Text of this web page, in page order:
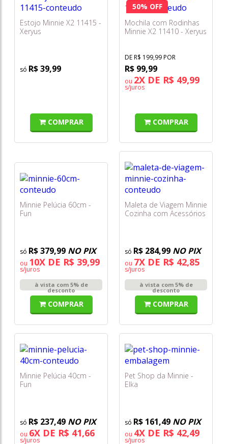
Estojo Minnie X2 11415 -
Xeryus
R$ 39,99
COMPRAR
50% OFF
Mochila com Rodinhas
Minnie X2 11410 - Xeryus
DE R$ 199,99 POR
R$ 99,99
ou 2X DE R$ 49,99
s/juros
COMPRAR
Minnie Pelúcia 60cm -
Fun
R$ 379,99 NO PIX
ou 10X DE R$ 39,99
s/juros
à vista com 5% de
desconto
COMPRAR
Maleta de Viagem Minnie
Cozinha com Acessórios
R$ 284,99 NO PIX
ou 7X DE R$ 42,85
s/juros
à vista com 5% de
desconto
COMPRAR
Minnie Pelúcia 40cm -
Fun
R$ 237,49 NO PIX
ou 6X DE R$ 41,66
s/juros
Pet Shop da Minnie -
Elka
R$ 161,49 NO PIX
ou 4X DE R$ 42,49
s/juros